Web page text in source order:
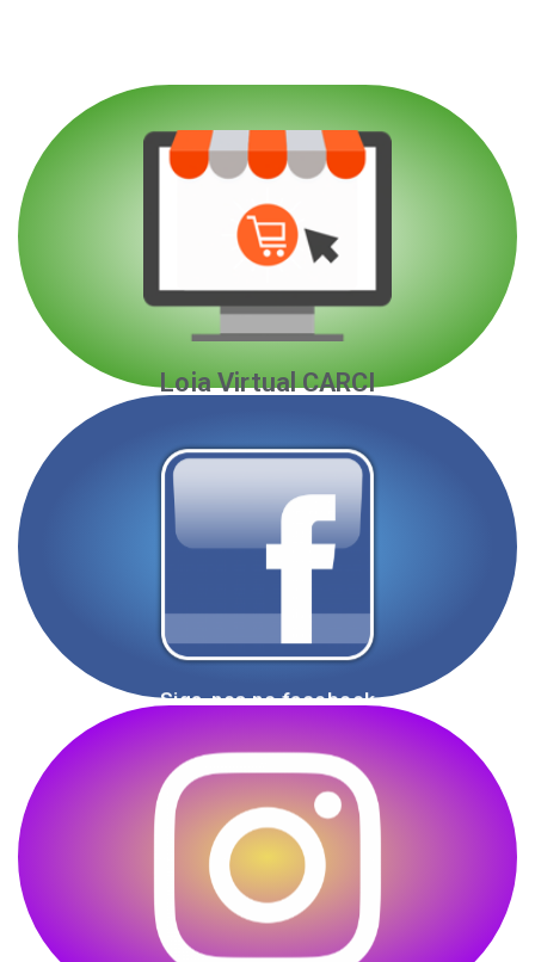
Loja Virtual CARCI
produtos com segurança e praticidade.
comprar agora
Siga-nos no facebook
Curta nossa página!!!
Acompanhe nossas postagens e fique por dentro
dos lançamentos e promoções.
É sempre bom ter você por perto.
seguir a CARCI no Instagram